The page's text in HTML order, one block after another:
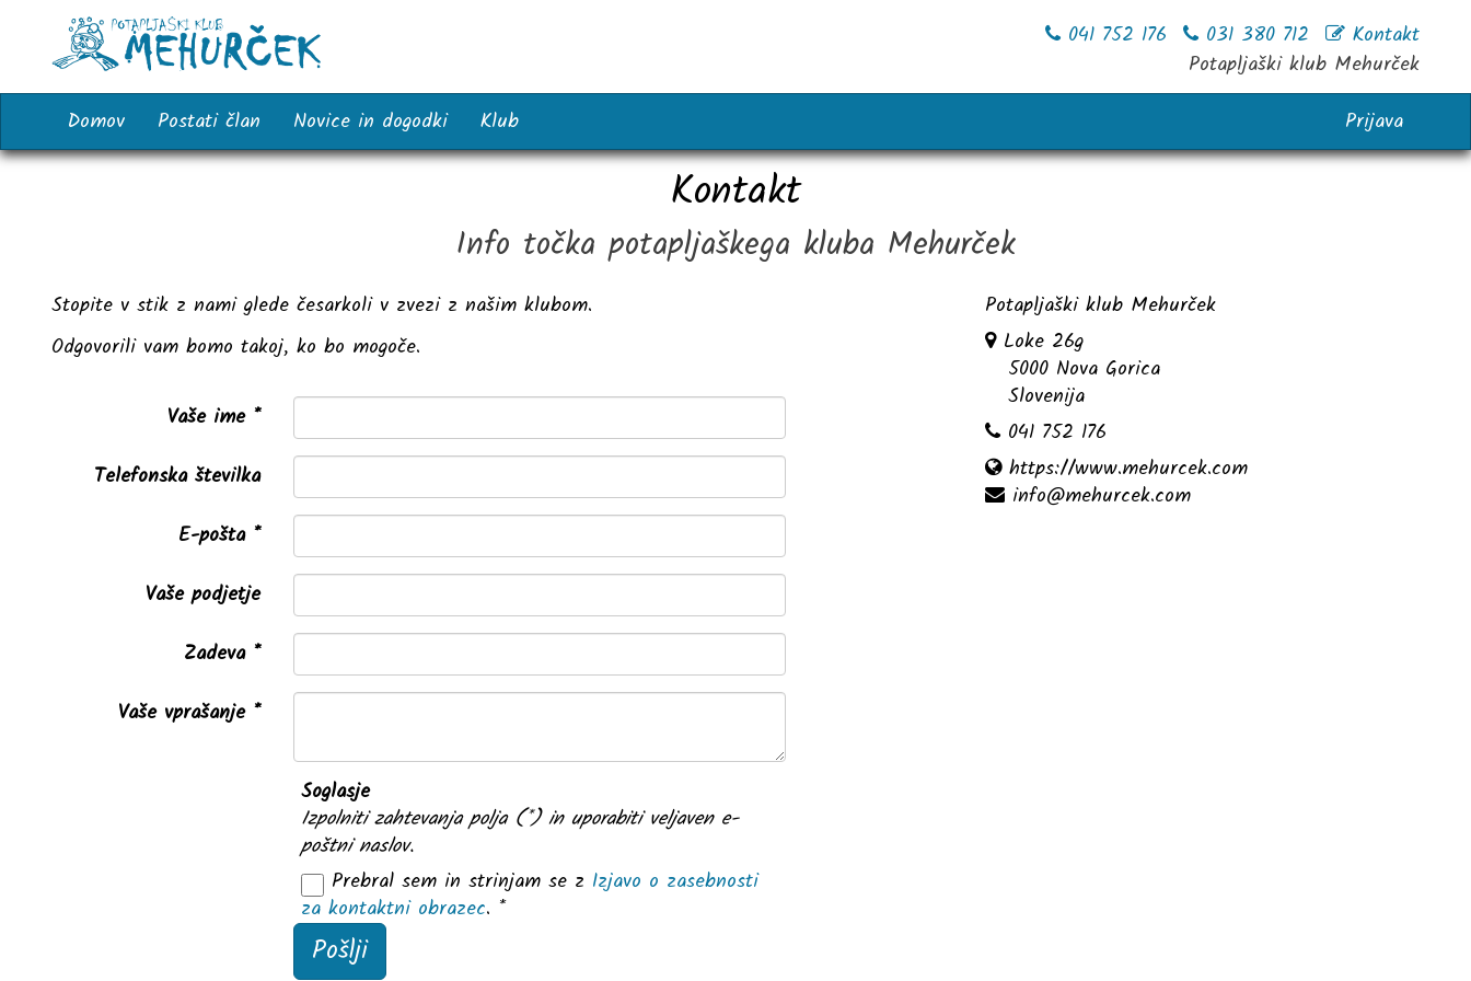
Kontakt
031 380 712
041 752 176
Potapljaški klub Mehurček
Domov
Postati član Novice in dogodki Klub Prijava
Kontakt
Info točka potapljaškega kluba Mehurček
Stopite v stik z nami glede česarkoli v zvezi z našim klubom.
Odgovorili vam bomo takoj, ko bo mogoče.
Vaše ime
Telefonska številka
E-pošta
Vaše podjetje
Zadeva
Vaše vprašanje
Soglasje
Izpolniti zahtevanja polja (*) in uporabiti veljaven e-
poštni naslov.
Prebral sem in strinjam se z Izjavo o zasebnosti
za kontaktni obrazec.
Pošlji
Potapljaški klub Mehurček
Loke 26g
5000 Nova Gorica
Slovenija
041 752 176
https://www.mehurcek.com
info@mehurcek.com